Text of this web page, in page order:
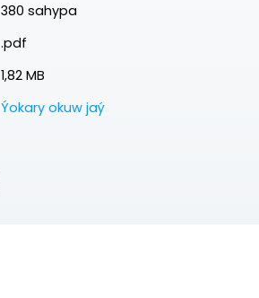
380 sahypa
.pdf
1,82 MB
Ýokary okuw jaý